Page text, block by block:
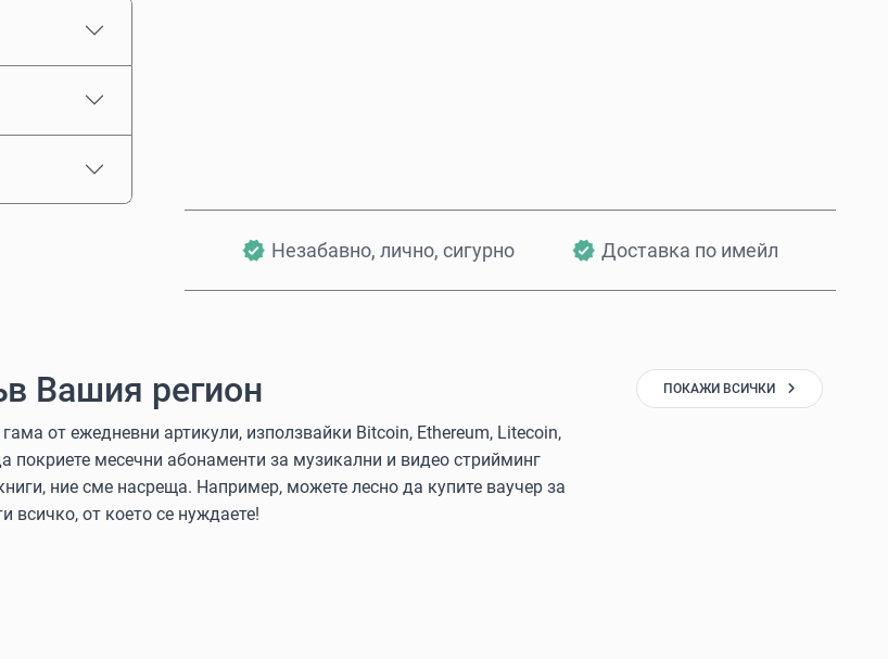
Незабавно, лично, сигурно Доставка по имейл
Вашия регион
от ежедневни артикули, използвайки Bitcoin, Ethereum, Litecoin,
покриете месечни абонаменти за музикални и видео стрийминг
ние сме насреща. Например, можете лесно да купите ваучер за
всичко, от което се нуждаете!
ПОКАЖИ ВСИЧКИ